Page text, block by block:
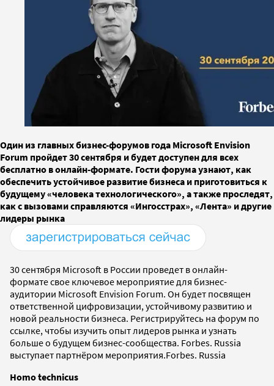
Один из главных бизнес-форумов года Microsoft Envision
Forum пройдет 30 сентября и будет доступен для всех
бесплатно в онлайн-формате. Гости форума узнают, как
обеспечить устойчивое развитие бизнеса и приготовиться к
будущему «человека технологического», а также проследят,
как с вызовами справляются «Ингосстрах», «Лента» и другие
лидеры рынка
30 сентября Microsoft в России проведет в онлайн-
формате свое ключевое мероприятие для бизнес-
аудитории Microsoft Envision Forum. Он будет посвящен
ответственной цифровизации, устойчивому развитию и
новой реальности бизнеса. Регистрируйтесь на форум по
ссылке, чтобы изучить опыт лидеров рынка и узнать
больше о будущем бизнес-сообщества. Forbes. Russia
выступает партнёром мероприятия.Forbes. Russia
Homo technicus